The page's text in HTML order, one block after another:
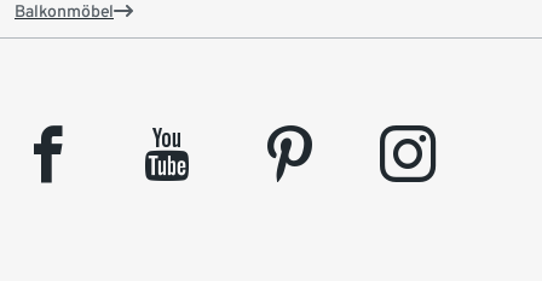
Balkonmöbel
facebook youtube pinterest instagram